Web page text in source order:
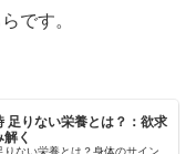
です。
足りない栄養とは？：欲求
く
ない栄養とは？身体のサイン